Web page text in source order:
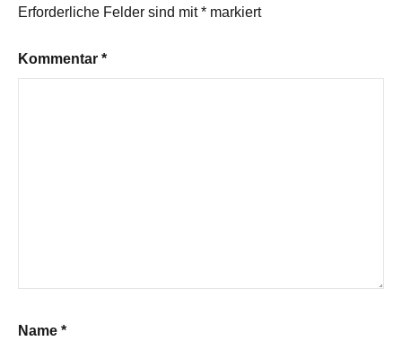
Erforderliche Felder sind mit* markiert
Kommentar *
Name *